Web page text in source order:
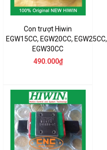
Con trượt Hiwin
EGW15CC, EGW20CC, EGW25CC,
EGW30CC
490.000₫